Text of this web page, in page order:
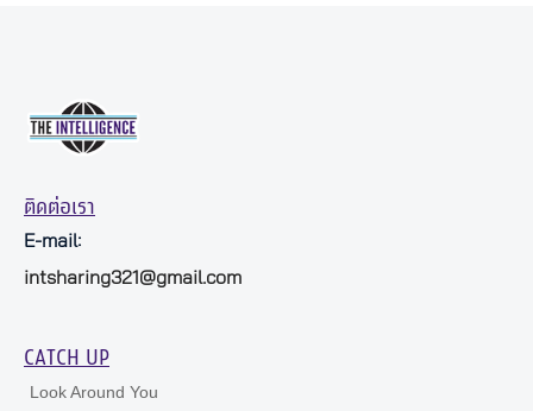
ติดต่อเรา
E-mail:
intsharing321@gmail.com
CATCH UP
Look Around You